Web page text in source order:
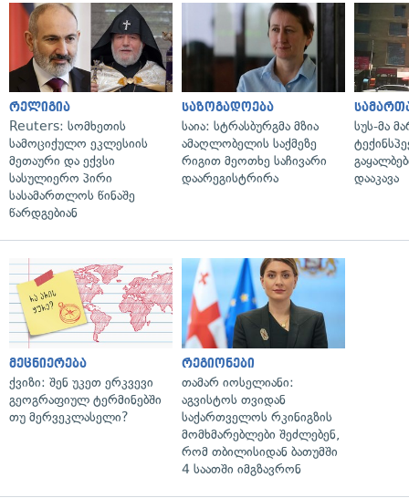
რელიგია
Reuters: სომხეთის
სამოციქულო ეკლესიის
მეთაური და ექვსი
სასულიერო პირი
სასამართლოს წინაშე
წარდგებიან
საზოგადოება
საია: სტრასბურგმა მზია
ამაღლობელის საქმეზე
რიგით მეოთხე საჩივარი
დაარეგისტრირა
სუს-მა
დააკავა
მეცნიერება
ქვიზი: შენ უკეთ ერკვევი
გეოგრაფიულ ტერმინებში
თუ მერვეკლასელი?
რეგიონები
თამარ იოსელიანი:
აგვისტოს თვიდან
საქართველოს რკინიგზის
მომხმარებლები შეძლებენ,
რომ თბილისიდან ბათუმში
4 საათში იმგზავრონ